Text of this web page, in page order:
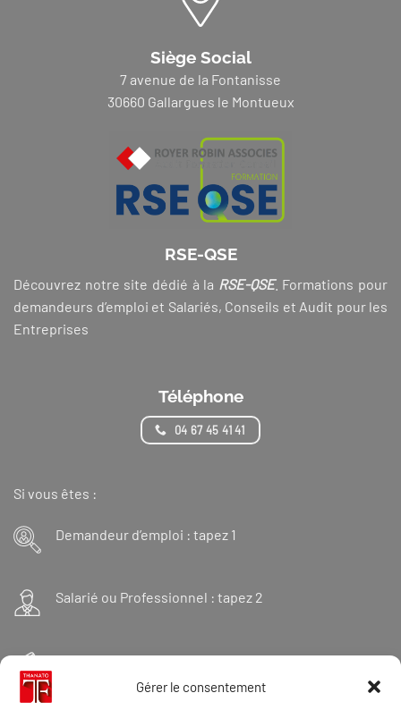
Gérer le consentement
Siège Social
7 avenue de la Fontanisse
30660 Gallargues le Montueux
RSE-QSE
Découvrez notre site dédié à la RSE-QSE. Formations pour
demandeurs d’emploi et Salariés, Conseils et Audit pour les
Entreprises
Téléphone
04 67 45 41 41
Si vous êtes :
Demandeur d’emploi : tapez 1
Salarié ou Professionnel : tapez 2
Financeur : tapez 3